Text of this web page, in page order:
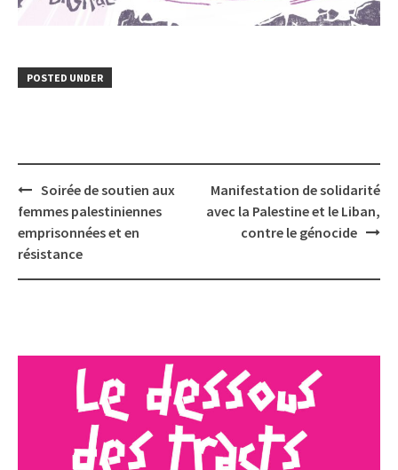
POSTED UNDER
Post
navigation
Soirée de soutien aux
femmes palestiniennes
emprisonnées et en
résistance
Manifestation de solidarité
avec la Palestine et le Liban,
contre le génocide